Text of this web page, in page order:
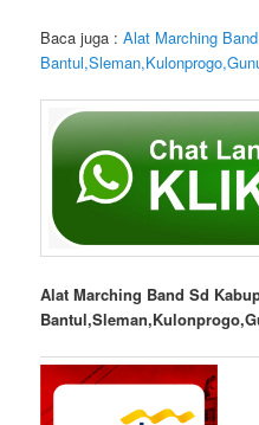
Baca juga :Alat Marching
Alat Marching Band Sd